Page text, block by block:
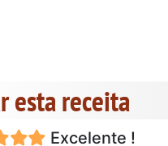
esta receita
Excelente !